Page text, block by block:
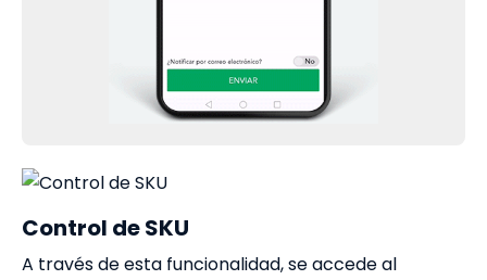
Control de SKU
A través de esta funcionalidad, se accede al